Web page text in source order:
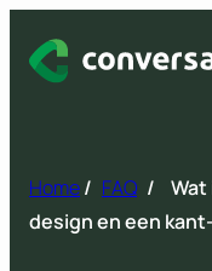
naar
Home/ FAQ /
design en een